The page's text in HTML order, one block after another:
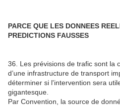
PARCE QUE LES DONNEES
PREDICTIONS FAUSSES
36. Les prévisions de trafic sont la
d’une infrastructure de transport
déterminer si l'intervention sera
gigantesque.
Par Convention, la source de